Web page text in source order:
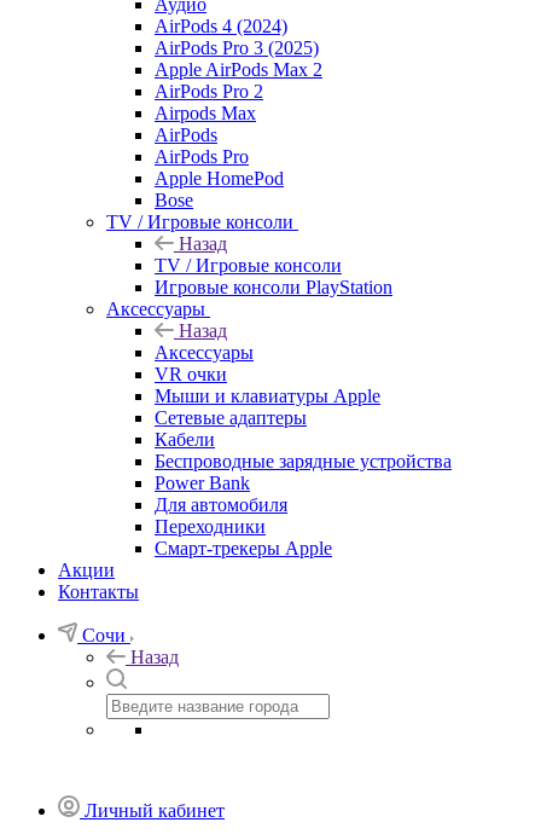
Аудио
AirPods 4 (2024)
AirPods Pro 3 (2025)
Apple AirPods Max 2
AirPods Pro 2
Airpods Max
AirPods
AirPods Pro
Apple HomePod
Bose
TV / Игровые консоли
Назад
TV / Игровые консоли
Игровые консоли PlayStation
Аксессуары
Назад
Аксессуары
VR очки
Мыши и клавиатуры Apple
Сетевые адаптеры
Кабели
Беспроводные зарядные устройства
Power Bank
Для автомобиля
Переходники
Смарт-трекеры Apple
Акции
Контакты
Сочи
Назад
Личный кабинет